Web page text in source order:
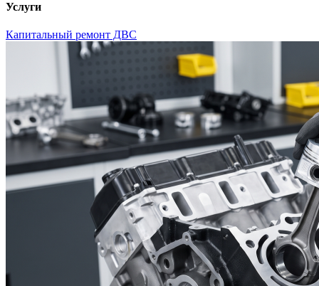
Услуги
Капитальный ремонт ДВС